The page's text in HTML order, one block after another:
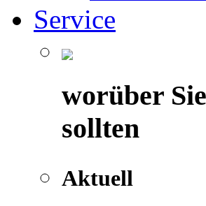
Service
worüber
sollten
Aktuell